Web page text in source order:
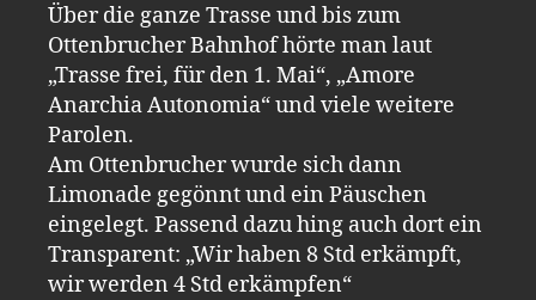
Über die ganze Trasse und bis zum
Ottenbrucher Bahnhof hörte man laut
„Trasse frei, für den 1. Mai“, „Amore
Anarchia Autonomia“ und viele weitere
Parolen.
Am Ottenbrucher wurde sich dann
Limonade gegönnt und ein Päuschen
eingelegt. Passend dazu hing auch dort ein
Transparent: „Wir haben 8 Std erkämpft,
wir werden 4 Std erkämpfen“